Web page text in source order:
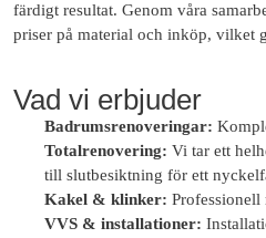
färdigt resultat. Genom våra
priser på material och inköp, vilket
Vad vi erbjuder
Badrumsrenoveringar:
Totalrenovering: Vi tar ett
till slutbesiktning för ett
Kakel & klinker:
VVS & installationer: